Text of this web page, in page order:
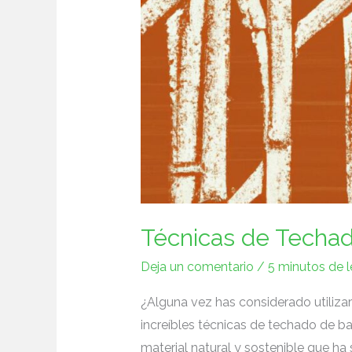
Técnicas de
Deja un comentario / 5 minutos de
¿Alguna vez has⁣ considerado
increíbles técnicas de techado de
⁣material natural y sostenible que